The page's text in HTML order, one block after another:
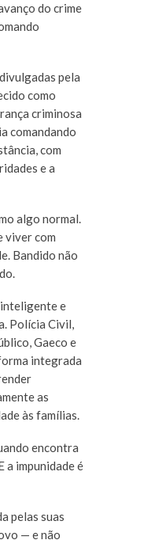
do crime
pela
como
criminosa
comandando
com
e a
algo normal.
viver com
Bandido não
inteligente e
Polícia Civil,
Gaeco e
integrada
as
às famílias.
encontra
a impunidade é
pelas suas
— e não